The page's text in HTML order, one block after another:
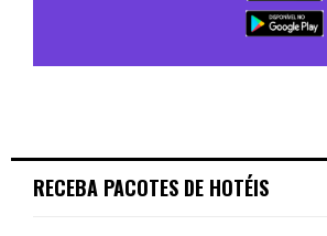
RECEBA PACOTES DE HOTÉIS